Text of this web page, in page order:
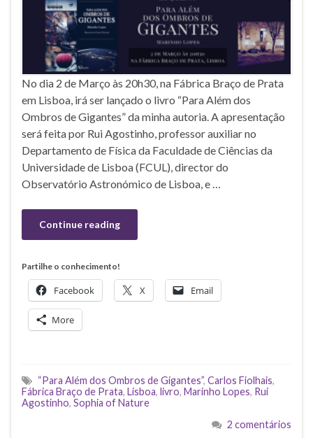
No dia 2 de Março às 20h30, na Fábrica Braço de Prata
em Lisboa, irá ser lançado o livro “Para Além dos
Ombros de Gigantes” da minha autoria. A apresentação
será feita por Rui Agostinho, professor auxiliar no
Departamento de Física da Faculdade de Ciências da
Universidade de Lisboa (FCUL), director do
Observatório Astronómico de Lisboa, e …
Continue reading
Partilhe o conhecimento!
Facebook X Email
More
“Para Além dos Ombros de Gigantes”, Carlos Fiolhais,
Fábrica Braço de Prata, Lisboa, livro, Marinho Lopes, Rui
Agostinho, Sophia of Nature
2 comentários